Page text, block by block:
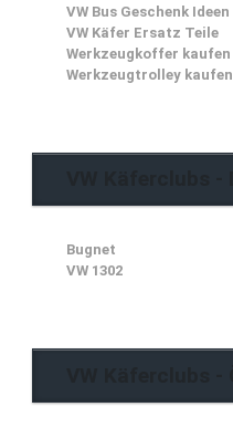
VW Bus Geschenk Ideen
VW Käfer Ersatz Teile
Werkzeugkoffer kaufen
Werkzeugtrolley kaufen
Bugnet
VW 1302